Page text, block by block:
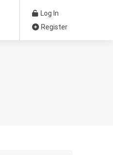
Log In
Register